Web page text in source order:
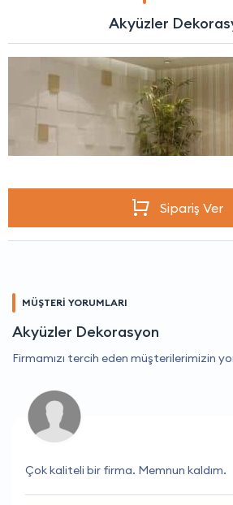
Akyüzler
Sipariş Ver
MÜŞTERİ YORUMLARI
Akyüzler Dekorasyon
Firmamızı tercih eden müşterilerimizin
Çok kaliteli bir firma. Memnun kaldım.